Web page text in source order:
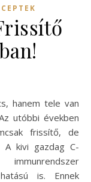
utóbbi években
frissítő, de
A kivi gazdag C-
is. Ennek